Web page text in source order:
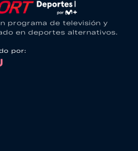
programa de televisión y
en deportes alternativos.
por: